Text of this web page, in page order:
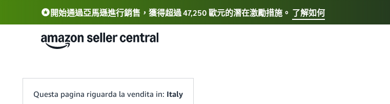
開始通過亞馬遜進行銷售，獲得超過 47,250 歐元的潛在激勵措施。 了解如何
選擇您喜歡的語言
中文 - CN 中文 - TW
Questa pagina riguarda la vendita in: Italy